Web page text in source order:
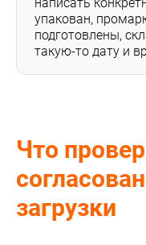
упакован,
подготовлены,
такую-то дату и
Что
загрузки